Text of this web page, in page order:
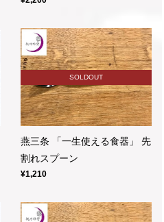
SOLDOUT
燕三条 「一生使える食器」 先
割れスプーン
¥1,210